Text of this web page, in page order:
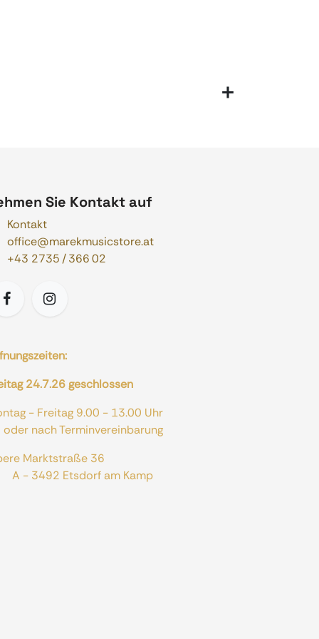
Sie Kontakt auf
Kontakt
office@marekmusicstore.at
+43 2735 / 366 02
24.7.26 geschlossen
- Freitag 9.00 - 13.00 Uhr
nach Terminvereinbarung
Marktstraße 36
- 3492 Etsdorf am Kamp